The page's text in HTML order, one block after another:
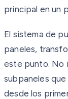
principal en un
El sistema de
paneles,
este punto. No
subpaneles
desde los